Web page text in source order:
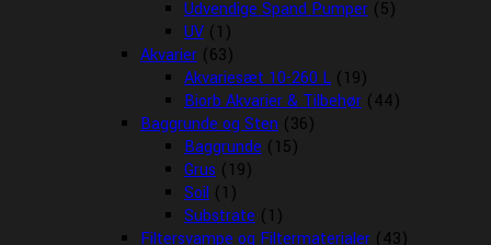
Udvendige Spand Pumper (5)
UV (1)
Akvarier (63)
Akvariesæt 10-260 L (19)
Biorb Akvarier & Tilbehør (44)
Baggrunde og Sten (36)
Baggrunde (15)
Grus (19)
Soil (1)
Substrate (1)
Filtersvampe og Filtermaterialer (43)